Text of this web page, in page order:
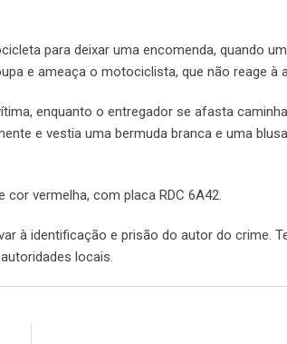
para deixar uma encomenda, quando
e ameaça o motociclista, que não reage à
enquanto o entregador se afasta
e vestia uma bermuda branca e uma
vermelha, com placa RDC 6A42.
à identificação e prisão do autor do crime.
locais.